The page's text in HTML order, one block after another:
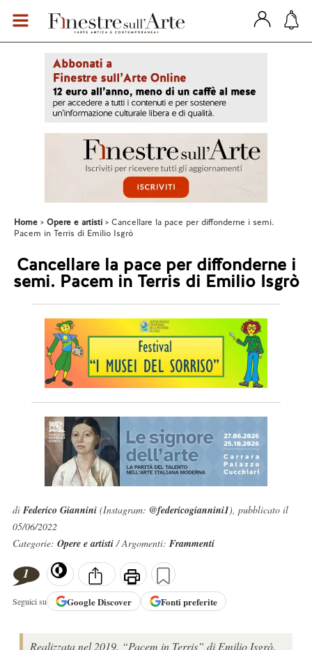
Home Opere e artisti
Cancellare la pace per diffonderne i semi.
Pacem in Terris di Emilio Isgrò
Cancellare la pace per diffonderne i
semi. Pacem in Terris di Emilio Isgrò
di Federico Giannini(Instagram: @federicogiannini1), pubblicato il
05/06/2022
Categorie: Opere e artisti/ Argomenti: Frammenti
1
Seguici su GoogleDiscover Fonti preferite
Realizzata nel 2019, “Pacem in Terris” di Emilio Isgrò,